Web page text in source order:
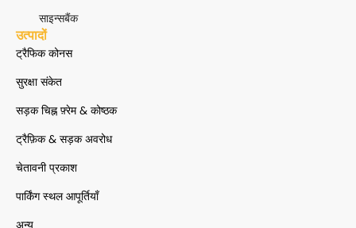
साइन्सबैंक
उत्पादों
ट्रैफिक कोनस
सुरक्षा संकेत
सड़क चिह्न फ़्रेम & कोष्ठक
ट्रैफ़िक & सड़क अवरोध
चेतावनी प्रकाश
पार्किंग स्थल आपूर्तियाँ
अन्य